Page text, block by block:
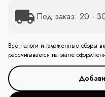
Под заказ: 20 -
Все налоги и таможенные сборы
рассчитывается на этапе